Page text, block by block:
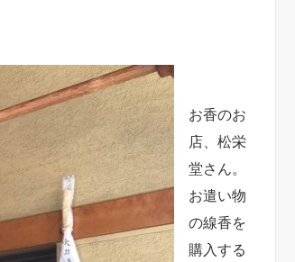
お香のお
店、松栄
堂さん。
お遣い物
の線香を
購入する